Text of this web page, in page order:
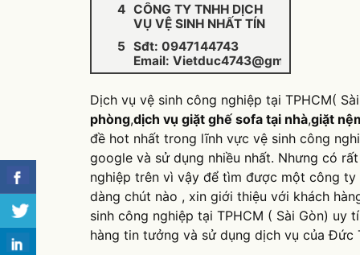
CÔNG TY TNHH DỊCH
VỤ VỆ SINH NHẤT TÍN
Sđt: 0947144743
Email: Vietduc4743@gmail.com
Dịch vụ vệ sinh công nghiệp tại TPHCM(
phòng,dịch vụ giặt ghế sofa tại nhà,giặt
đề hot nhất trong lĩnh vực vệ sinh công
google và sử dụng nhiều nhất. Nhưng có
nghiệp trên vì vậy để tìm được một công
dàng chút nào , xin giới thiệu với khách
sinh công nghiệp tại TPHCM ( Sài Gòn)
hàng tin tưởng và sử dụng dịch vụ của Đức